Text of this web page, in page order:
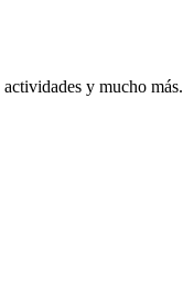
y mucho más.